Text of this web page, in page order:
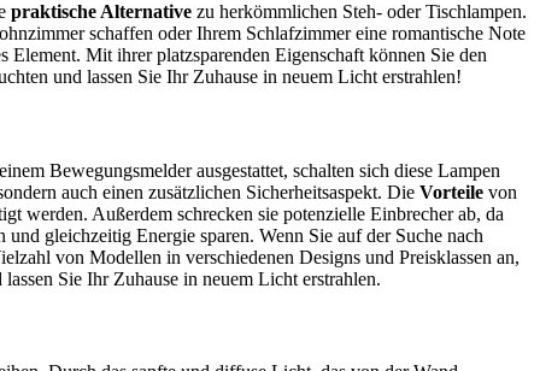
praktische Alternative zu herkömmlichen Steh- oder Tischlampen.
schaffen oder Ihrem Schlafzimmer eine romantische Note
Mit ihrer platzsparenden Eigenschaft können Sie den
und lassen Sie Ihr Zuhause in neuem Licht erstrahlen!
Bewegungsmelder ausgestattet, schalten sich diese Lampen
auch einen zusätzlichen Sicherheitsaspekt. Die Vorteile von
werden. Außerdem schrecken sie potenzielle Einbrecher ab, da
gleichzeitig Energie sparen. Wenn Sie auf der Suche nach
von Modellen in verschiedenen Designs und Preisklassen an,
Sie Ihr Zuhause in neuem Licht erstrahlen.